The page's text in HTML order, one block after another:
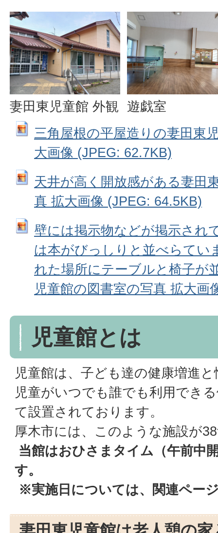
妻田東児童館 外観
遊戯室
三角屋根の平屋造りの妻田東
大画像 (JPEG: 62.7KB)
天井が高く開放感がある妻田
真 拡大画像 (JPEG: 64.5KB)
壁には掲示物などが掲示され
は本がびっしりと並べらてい
れた場所にテーブルと椅子が
児童館の図書室の写真 拡大画
児童館とは
児童館は、子ども達の健康増進
児童がいつでも誰でも利用でき
て設置されております。
厚木市には、このような施設が
当館はおひさまタイム（午前中
す。
※実施日については、関連ペー